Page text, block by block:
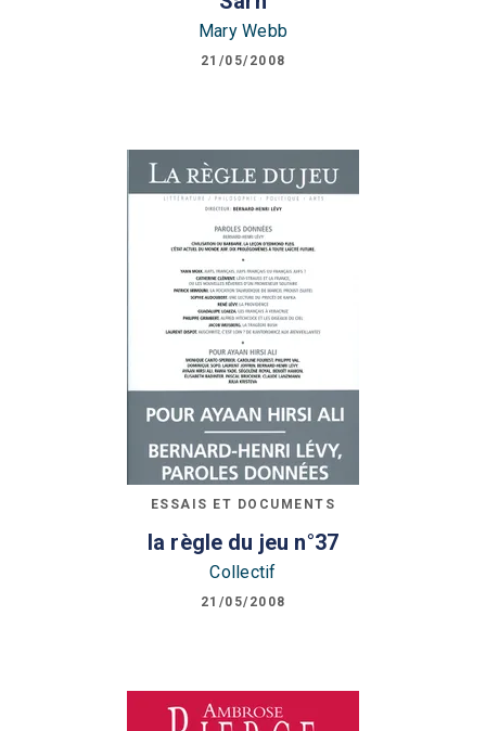
Mary Webb
21/05/2008
ESSAIS ET DOCUMENTS
la règle du jeu n°37
Collectif
21/05/2008